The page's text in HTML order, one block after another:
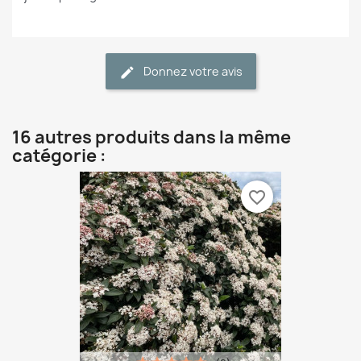
Donnez votre avis
16 autres produits dans la même
catégorie :
favorite_border